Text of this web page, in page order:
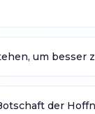
um besser
der